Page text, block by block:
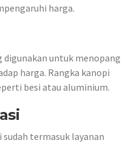
harga.
digunakan untuk menopang
harga. Rangka kanopi
besi atau aluminium.
sudah termasuk layanan